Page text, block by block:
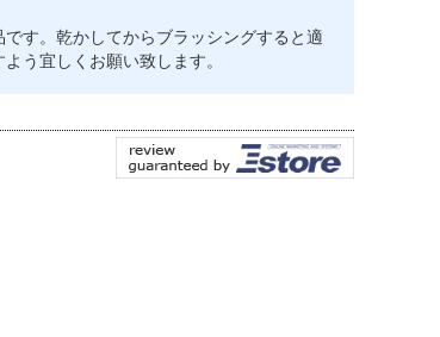
す。乾かしてからブラッシングすると適
う宜しくお願い致します。